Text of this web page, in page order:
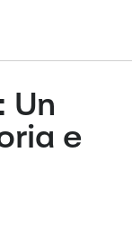
Un
e